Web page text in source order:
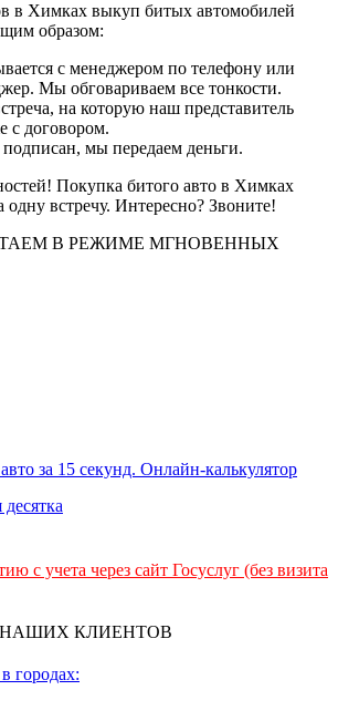
в Химках выкуп битых автомобилей
образом:
с менеджером по телефону или
Мы обговариваем все тонкости.
на которую наш представитель
с договором.
мы передаем деньги.
Покупка битого авто в Химках
одну встречу. Интересно? Звоните!
В РЕЖИМЕ МГНОВЕННЫХ
с учета через сайт Госуслуг (без визита
КЛИЕНТОВ
городах: